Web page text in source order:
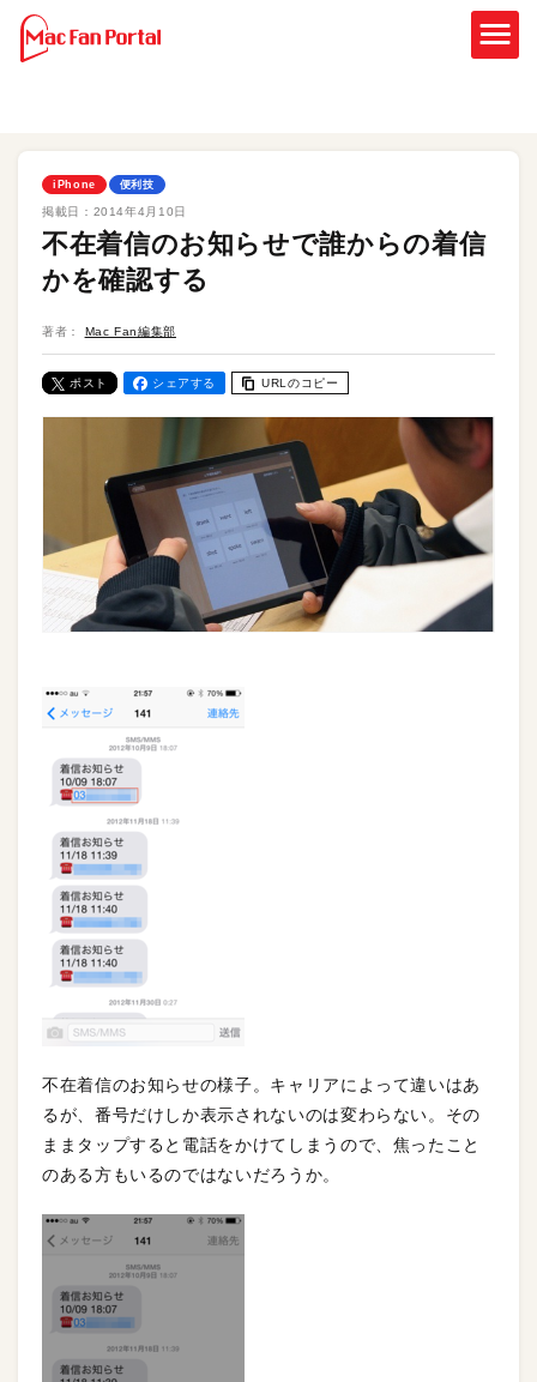
iPhone 便利技
掲載日： 2014年4月10日
不在着信のお知らせで誰からの着信
かを確認する
著者： Mac Fan編集部
ポスト シェアする URLのコピー
不在着信のお知らせの様子。キャリアによって違いはあ
るが、番号だけしか表示されないのは変わらない。その
ままタップすると電話をかけてしまうので、焦ったこと
のある方もいるのではないだろうか。